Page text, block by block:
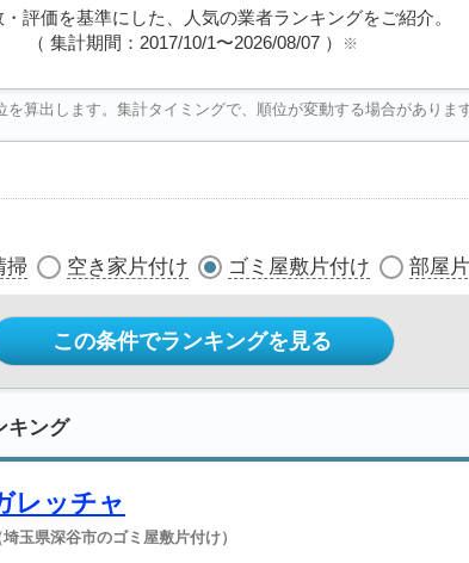
評価を基準にした、人気の業者ランキングをご紹介。
（ 集計期間：2017/10/1〜2026/08/07） ※
算出します。集計タイミングで、順位が変動する場合があります
掃 空き家片付け ゴミ屋敷片付け 部屋
この条件でランキングを見る
キング
レッチャ
埼玉県深谷市のゴミ屋敷片付け）